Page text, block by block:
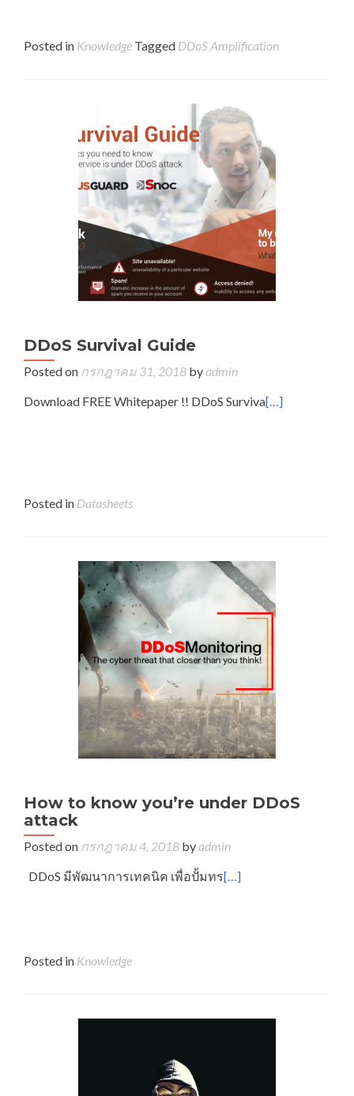
Posted in Knowledge Tagged DDoS Amplification
DDoS Survival Guide
Posted on กรกฎาคม 31, 2018 byadmin
Download FREE Whitepaper !! DDoS Surviva[…]
Posted in Datasheets
How to know you’re under DDoS
attack
Posted on กรกฎาคม 4, 2018 byadmin
DDoS มีพัฒนาการเทคนิค เพื่อปั้มทร[…]
Posted in Knowledge